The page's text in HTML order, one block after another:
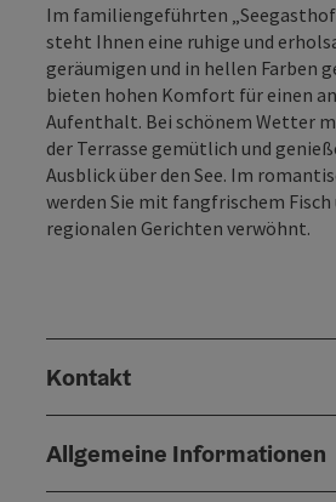
Im familiengeführten
steht Ihnen eine ruhige und
geräumigen und in hellen Farben
bieten hohen Komfort für einen
Aufenthalt. Bei schönem Wetter
der Terrasse gemütlich und
Ausblick über den See. Im
werden Sie mit fangfrischem
regionalen Gerichten verwöhnt.
Kontakt
Allgemeine Informationen